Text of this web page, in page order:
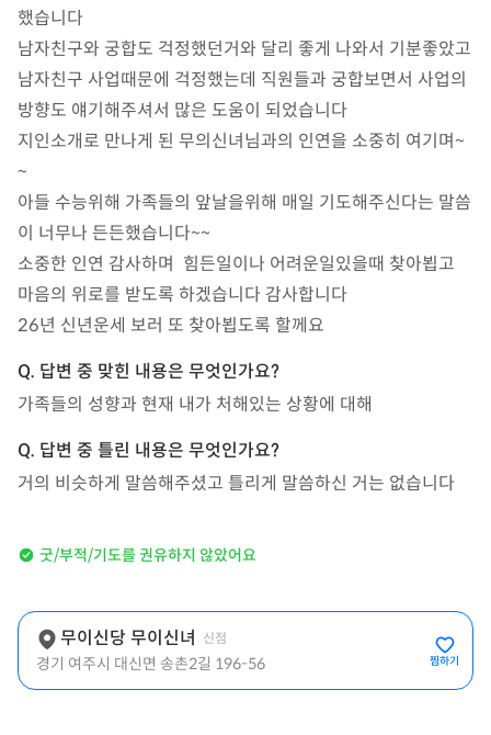
했습니다
남자친구와 궁합도 걱정했던거와 달리 좋게 나와서 기분좋았고
남자친구 사업때문에 걱정했는데 직원들과 궁합보면서 사업의
방향도 얘기해주셔서 많은 도움이 되었습니다
지인소개로 만나게 된 무의신녀님과의 인연을 소중히 여기며~
~
아들 수능위해 가족들의 앞날을위해 매일 기도해주신다는 말씀
이 너무나 든든했습니다~~
소중한 인연 감사하며  힘든일이나 어려운일있을때 찾아뵙고
마음의 위로를 받도록 하겠습니다 감사합니다
26년 신년운세 보러 또 찾아뵙도록 할께요
가족들의 성향과 현재 내가 처해있는 상황에 대해
거의 비슷하게 말씀해주셨고 틀리게 말씀하신 거는 없습니다
굿/부적/기도를 권유하지 않았어요
무이신당 무이신녀 신점
경기 여주시 대신면 송촌2길 196-56 찜하기